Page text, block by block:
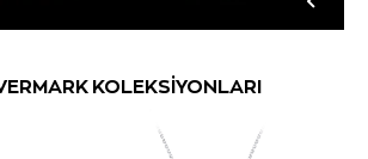
KOLEKSİYONLARI